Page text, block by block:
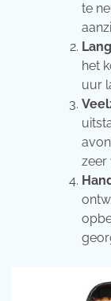
te
het
uur
zeer